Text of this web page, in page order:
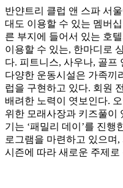
반얀트리 클럽 앤 스파 서
대도 이용할 수 있는 멤버십
른 부지에 들어서 있는 호
이용할 수 있는, 한마디로
다. 피트니스, 사우나, 골프
다양한 운동시설은 가족끼
럽을 구현하고 있다. 회원
배려한 노력이 엿보인다.
위한 모래사장과 키즈풀이
기는 ‘패밀리 데이’를 진행
로그램을 마련하고 있으며
시즌에 따라 새로운 주제로